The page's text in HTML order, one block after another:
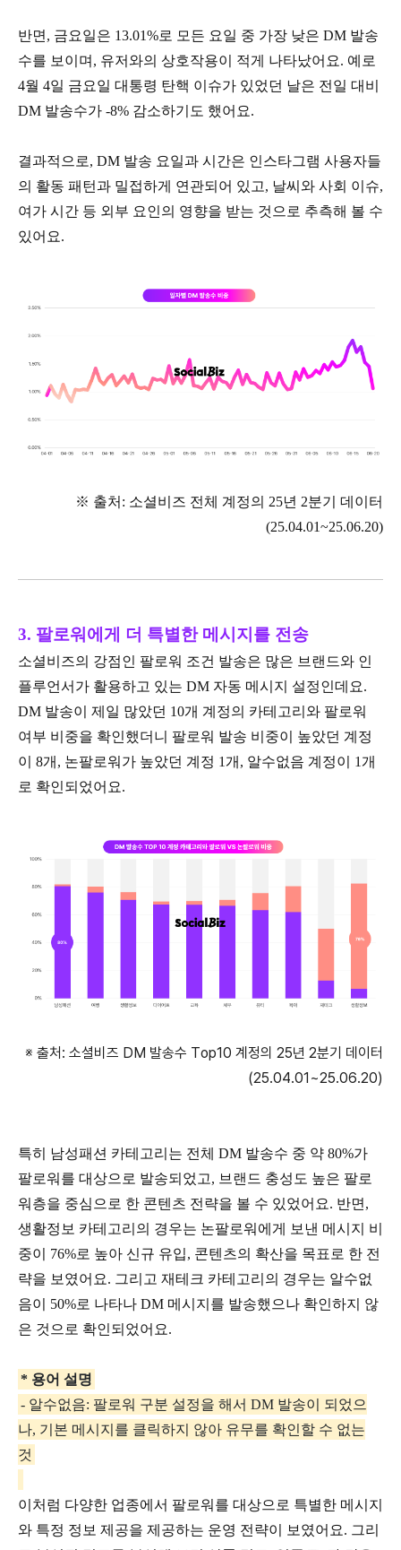
반면, 금요일은 13.01%로 모든 요일 중 가장 낮은 DM 발송
수를 보이며, 유저와의 상호작용이 적게 나타났어요. 예로
4월 4일 금요일 대통령 탄핵 이슈가 있었던 날은 전일 대비
DM 발송수가 -8% 감소하기도 했어요.
결과적으로, DM 발송 요일과 시간은 인스타그램 사용자들
의 활동 패턴과 밀접하게 연관되어 있고, 날씨와 사회 이슈,
여가 시간 등 외부 요인의 영향을 받는 것으로 추측해 볼 수
있어요.
※ 출처: 소셜비즈 전체 계정의 25년 2분기 데이터
(25.04.01~25.06.20)
3. 팔로워에게 더 특별한 메시지를 전송
소셜비즈의 강점인 팔로워 조건 발송은 많은 브랜드와 인
플루언서가 활용하고 있는 DM 자동 메시지 설정인데요.
DM 발송이 제일 많았던 10개 계정의 카테고리와 팔로워
여부 비중을 확인했더니 팔로워 발송 비중이 높았던 계정
이 8개, 논팔로워가 높았던 계정 1개, 알수없음 계정이 1개
로 확인되었어요.
※ 출처: 소셜비즈 DM 발송수 Top10 계정의 25년 2분기 데이터
(25.04.01~25.06.20)
특히 남성패션 카테고리는 전체 DM 발송수 중 약 80%가
팔로워를 대상으로 발송되었고, 브랜드 충성도 높은 팔로
워층을 중심으로 한 콘텐츠 전략을 볼 수 있었어요. 반면,
생활정보 카테고리의 경우는 논팔로워에게 보낸 메시지 비
중이 76%로 높아 신규 유입, 콘텐츠의 확산을 목표로 한 전
략을 보였어요. 그리고 재테크 카테고리의 경우는 알수없
음이 50%로 나타나 DM 메시지를 발송했으나 확인하지 않
은 것으로 확인되었어요.
* 용어 설명
- 알수없음: 팔로워 구분 설정을 해서 DM 발송이 되었으
나, 기본 메시지를 클릭하지 않아 유무를 확인할 수 없는
것
이처럼 다양한 업종에서 팔로워를 대상으로 특별한 메시지
와 특정 정보 제공을 제공하는 운영 전략이 보였어요. 그리